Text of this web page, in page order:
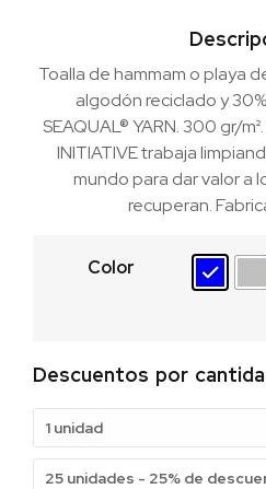
Toalla de hammam o playa
algodón reciclado y
SEAQUAL® YARN. 300 gr/
INITIATIVE trabaja
mundo para dar valor a
recuperan.
Color
Descuentos por
1 unidad
25 unidades - 25% de